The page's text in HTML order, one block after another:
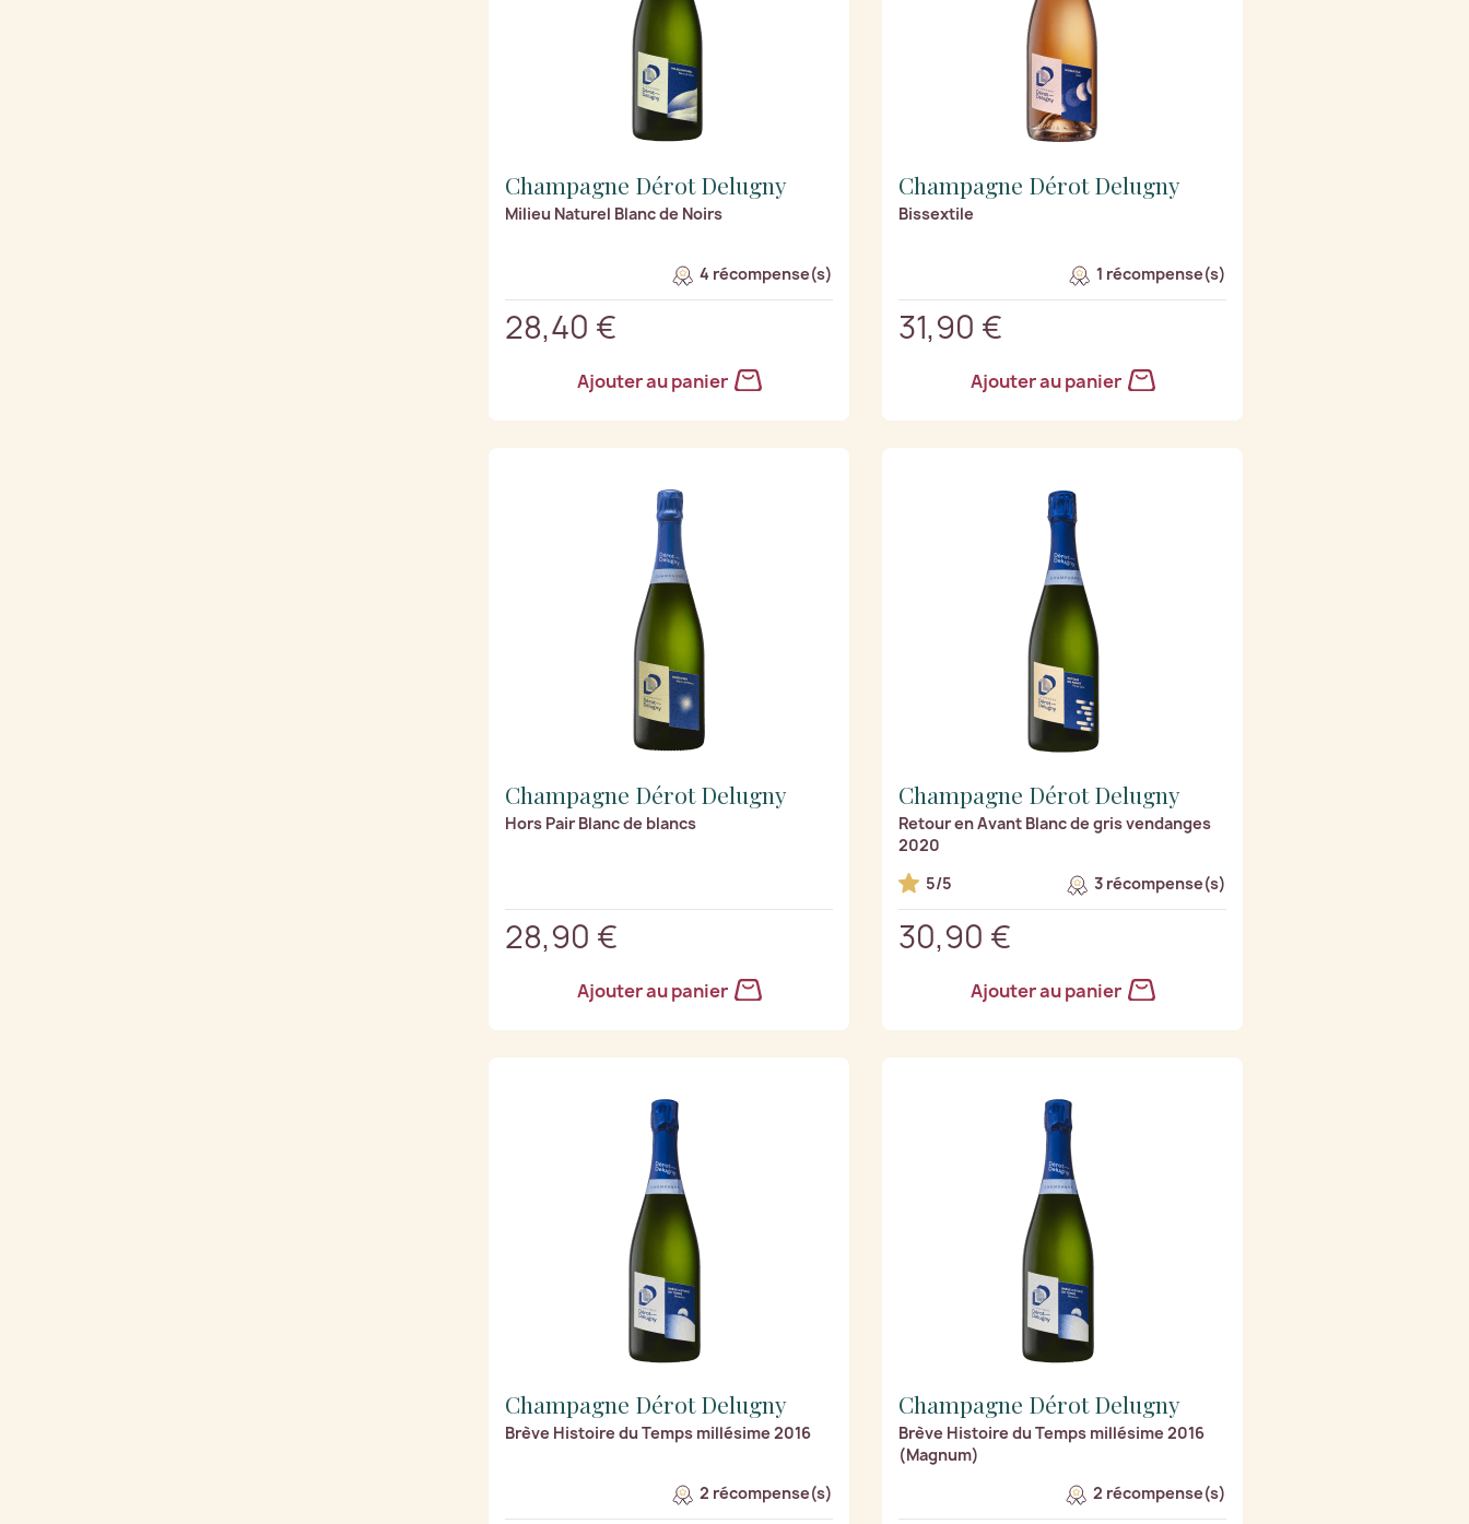
Champagne Dérot Delugny
Milieu Naturel Blanc de Noirs
4 récompense(s)
28,40 €
Ajouter au panier
Champagne Dérot Delugny
Bissextile
1 récompense(s)
31,90 €
Ajouter au panier
Champagne Dérot Delugny
Hors Pair Blanc de blancs
28,90 €
Ajouter au panier
Champagne Dérot Delugny
Retour en Avant Blanc de gris vendanges
2020
5/5
3 récompense(s)
30,90 €
Ajouter au panier
Champagne Dérot Delugny
Brève Histoire du Temps millésime 2016
2 récompense(s)
Champagne Dérot Delugny
Brève Histoire du Temps millésime 2016
(Magnum)
2 récompense(s)